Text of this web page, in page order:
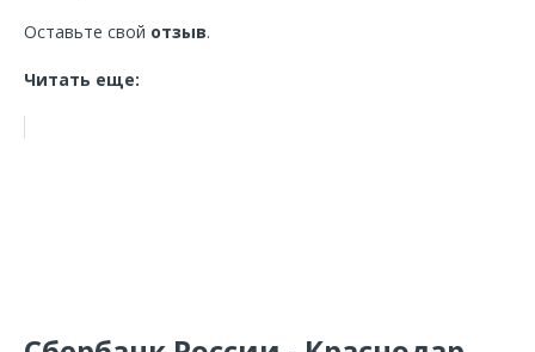
Оставьте свой отзыв.
Читать еще: